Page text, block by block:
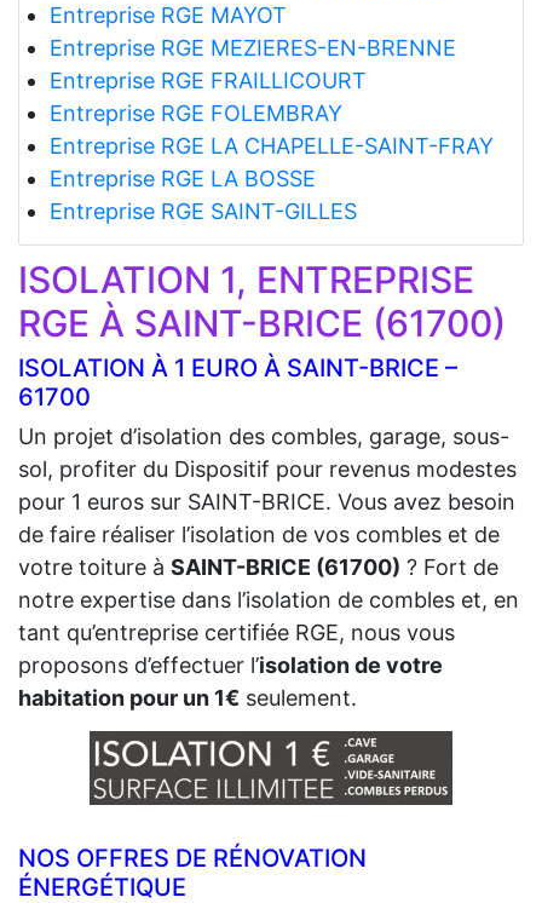
Entreprise RGE MAYOT
Entreprise RGE MEZIERES-EN-BRENNE
Entreprise RGE FRAILLICOURT
Entreprise RGE FOLEMBRAY
Entreprise RGE LA CHAPELLE-SAINT-FRAY
Entreprise RGE LA BOSSE
Entreprise RGE SAINT-GILLES
ISOLATION 1, ENTREPRISE
RGE À SAINT-BRICE (61700)
ISOLATION À 1 EURO À SAINT-BRICE –
61700
Un projet d’isolation des combles, garage, sous-
sol, profiter du Dispositif pour revenus modestes
pour 1 euros sur SAINT-BRICE. Vous avez besoin
de faire réaliser l’isolation de vos combles et de
votre toiture à SAINT-BRICE (61700) ? Fort de
notre expertise dans l’isolation de combles et, en
tant qu’entreprise certifiée RGE, nous vous
proposons d’effectuer l’isolation de votre
habitation pour un 1€ seulement.
NOS OFFRES DE RÉNOVATION
ÉNERGÉTIQUE